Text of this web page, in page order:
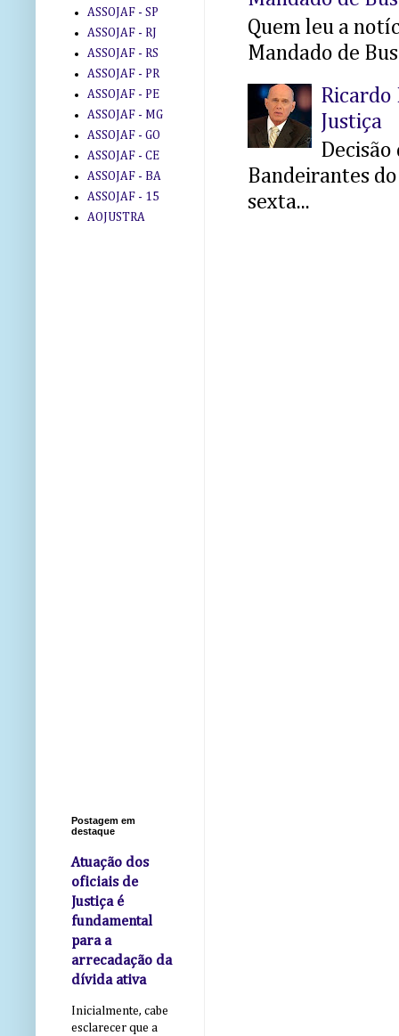
Quem leu a
Mandado de
Ricardo
Justiça
Decisão
Bandeirantes
sexta...
ASSOJAF - SP
ASSOJAF - RJ
ASSOJAF - RS
ASSOJAF - PR
ASSOJAF - PE
ASSOJAF - MG
ASSOJAF - GO
ASSOJAF - CE
ASSOJAF - BA
ASSOJAF - 15
AOJUSTRA
Postagem em
destaque
Atuação dos
oficiais de
Justiça é
fundamental
para a
arrecadação da
dívida ativa
Inicialmente, cabe
esclarecer que a